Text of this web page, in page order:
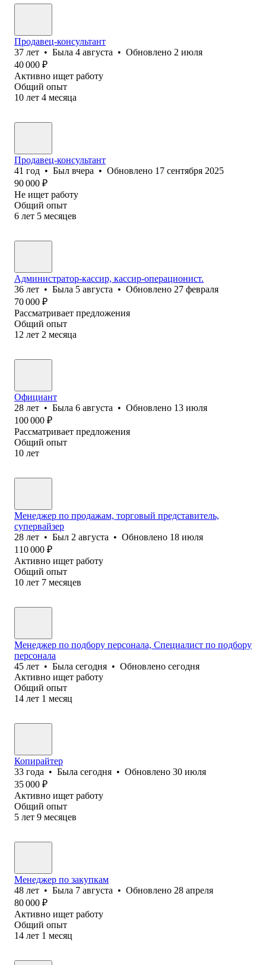
Продавец-консультант
37 лет • Была 4 августа • Обновлено 2 июля
40 000 ₽
Активно ищет работу
Общий опыт
10 лет 4 месяца
Продавец-консультант
41 год • Был вчера • Обновлено 17 сентября 2025
90 000 ₽
Не ищет работу
Общий опыт
6 лет 5 месяцев
Администратор-кассир, кассир-операционист.
36 лет • Была 5 августа • Обновлено 27 февраля
70 000 ₽
Рассматривает предложения
Общий опыт
12 лет 2 месяца
Официант
28 лет • Была 6 августа • Обновлено 13 июля
100 000 ₽
Рассматривает предложения
Общий опыт
10 лет
Менеджер по продажам, торговый представитель,
супервайзер
28 лет • Был 2 августа • Обновлено 18 июля
110 000 ₽
Активно ищет работу
Общий опыт
10 лет 7 месяцев
Менеджер по подбору персонала, Специалист по подбору
персонала
45 лет • Была сегодня • Обновлено сегодня
Активно ищет работу
Общий опыт
14 лет 1 месяц
Копирайтер
33 года • Была сегодня • Обновлено 30 июля
35 000 ₽
Активно ищет работу
Общий опыт
5 лет 9 месяцев
Менеджер по закупкам
48 лет • Была 7 августа • Обновлено 28 апреля
80 000 ₽
Активно ищет работу
Общий опыт
14 лет 1 месяц